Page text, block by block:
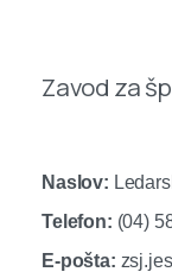
Zavod za
Naslov:
Telefon: (04)
E-pošta: